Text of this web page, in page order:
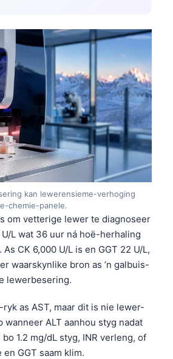
kan lewerensieme-verhoging
chemie-panele.
om vetterige lewer te diagnoseer
U/L wat 36 uur ná hoë-herhaling
CK 6,000 U/L is en GGT 22 U/L,
waarskynlike bron as ’n galbuis-
lewerbesering.
as AST, maar dit is nie lewer-
wanneer ALT aanhou styg nadat
1.2 mg/dL styg, INR verleng, of
GGT saam klim.